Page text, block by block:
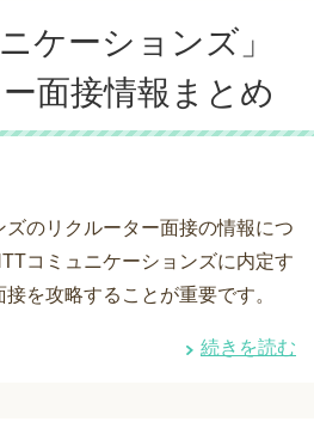
ケーションズ」
面接情報まとめ
のリクルーター面接の情報につ
コミュニケーションズに内定す
を攻略することが重要です。
続きを読む